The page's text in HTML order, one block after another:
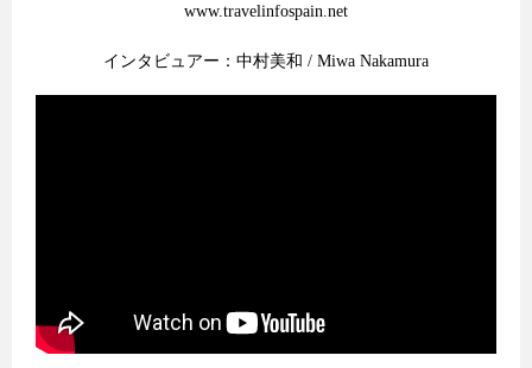
www.travelinfospain.net
インタビュアー：中村美和 / Miwa Nakamura